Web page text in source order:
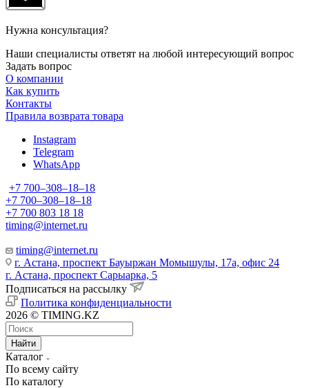
Нужна консультация?
Наши специалисты ответят на любой интересующий вопрос
Задать вопрос
О компании
Как купить
Контакты
Правила возврата товара
Instagram
Telegram
WhatsApp
+7 700‒308‒18‒18
+7 700‒308‒18‒18
+7 700 803 18 18
timing@internet.ru
timing@internet.ru
г. Астана, проспект Бауыржан Момышулы, 17а, офис 24
г. Астана, проспект Сарыарка, 5
Подписаться на рассылку
Политика конфиденциальности
2026 © TIMING.KZ
Найти
Каталог
По всему сайту
По каталогу